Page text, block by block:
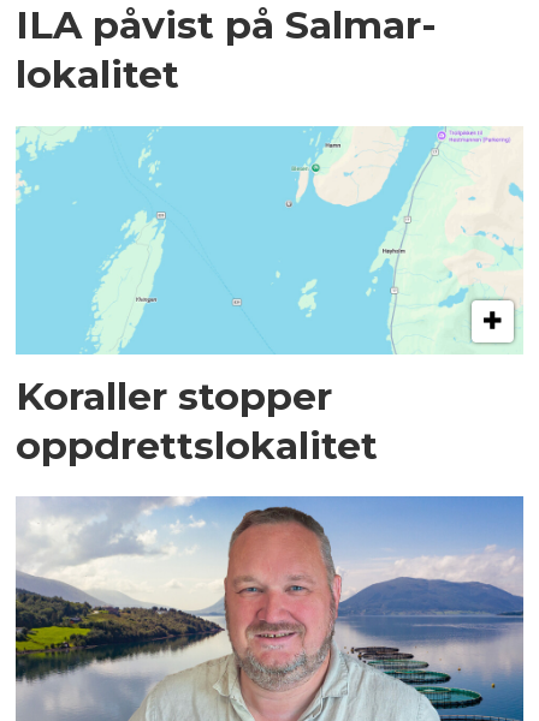
ILA påvist på Salmar-
lokalitet
Koraller stopper
oppdrettslokalitet